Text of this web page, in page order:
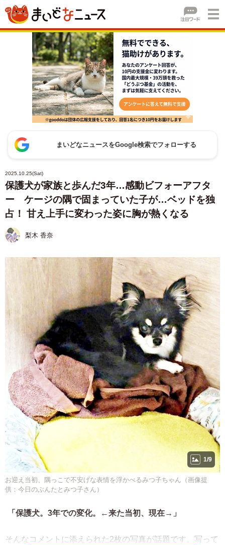
まいどなニュースをGoogle検索でフォローする
2025.10.25(Sat)
保護犬が家族と歩んだ3年…感動ビフォーアフタ
ー ケージの隅で固まっていた子が…ベッドを独
占！ 甘え上手に変わった姿に胸が熱くなる
梨木 香奈
1/9
お迎え当初、隅っこで不安げな表情を浮かべるみつ子ちゃん（画像提
供：今日のぶんたとみつ子さん）
「保護犬。3年での変化。←来た当初、現在→」
そんなコメントに添えられた2枚の写真が話題です。写って